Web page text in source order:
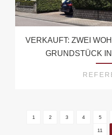
VERKAUFT: ZWEI
GRUNDSTÜCK
1 2 3 4 5
11